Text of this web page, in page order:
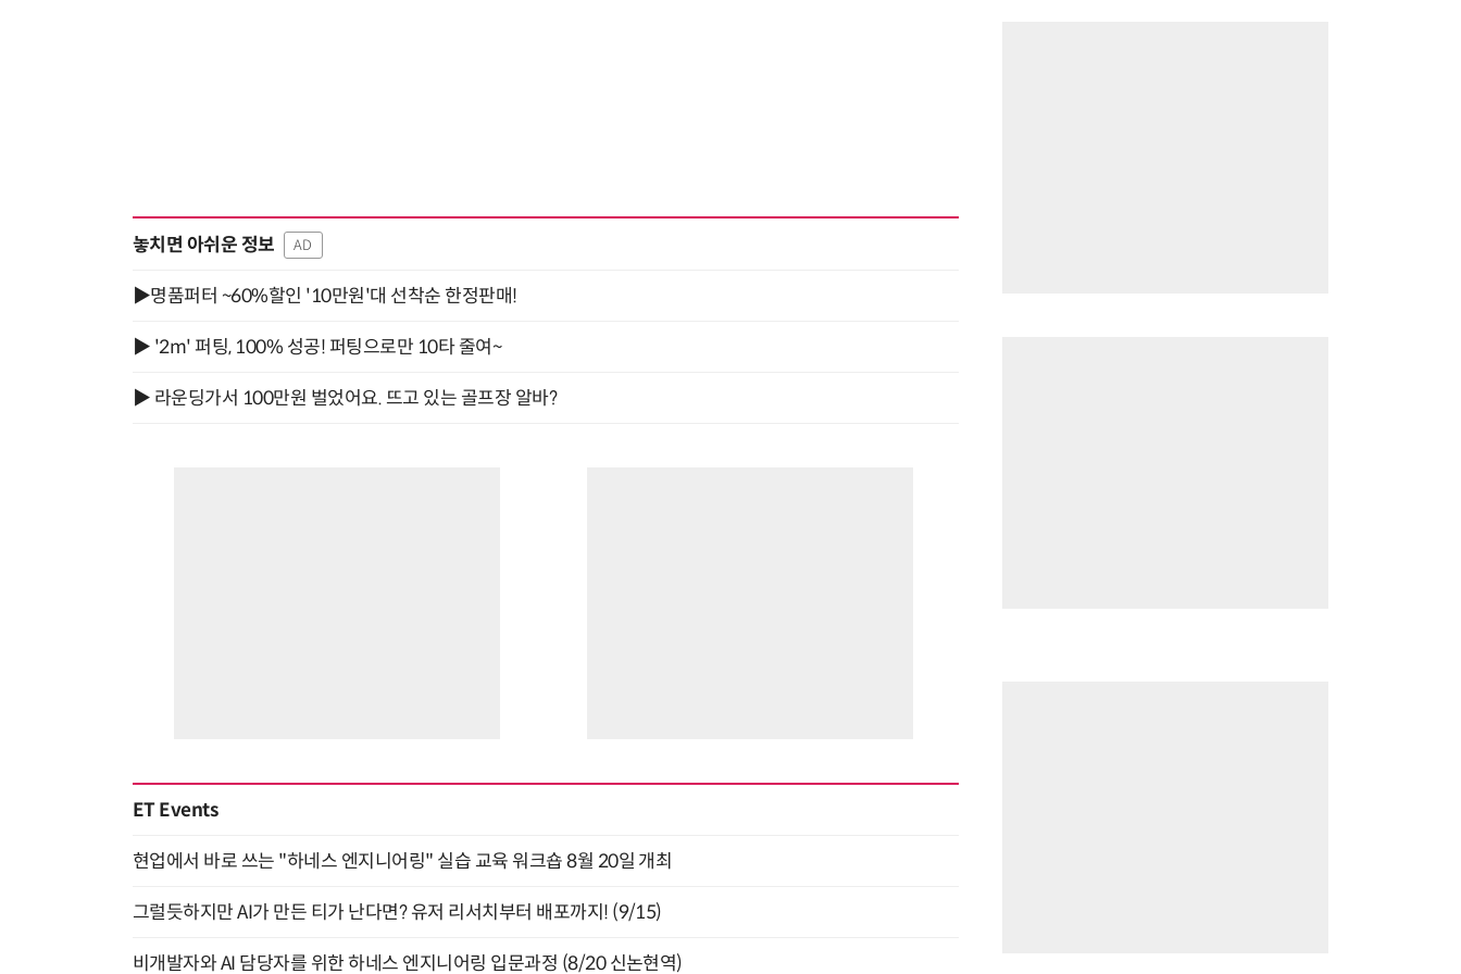
놓치면 아쉬운 정보 AD
▶명품퍼터 ~60%할인 '10만원'대 선착순 한정판매!
▶ '2m' 퍼팅, 100% 성공! 퍼팅으로만 10타 줄여~
▶ 라운딩가서 100만원 벌었어요. 뜨고 있는 골프장 알바?
ET Events
현업에서 바로 쓰는 "하네스 엔지니어링" 실습 교육 워크숍 8월 20일 개최
그럴듯하지만 AI가 만든 티가 난다면? 유저 리서치부터 배포까지! (9/15)
비개발자와 AI 담당자를 위한 하네스 엔지니어링 입문과정 (8/20 신논현역)